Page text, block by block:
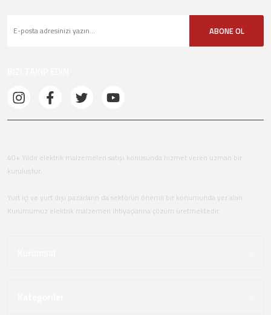
ABONE OL
40+ Yıldır elektrik malzemeleri satışı konusunda hizmet veren uzman bir
kuruluştur.
Yurt içi ve yurt dışı pazarların da sektörün önemli bir konumunda yer alan
Kurumumuz elektrik malzemeri ihtiyaçlarına çözüm üretmektedir.